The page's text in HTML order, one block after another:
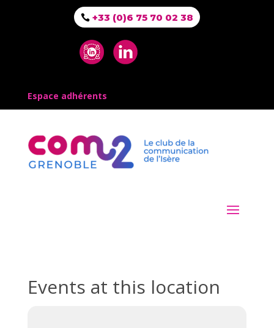
+33 (0)6 75 70 02 38
Espace adhérents
Events at this location